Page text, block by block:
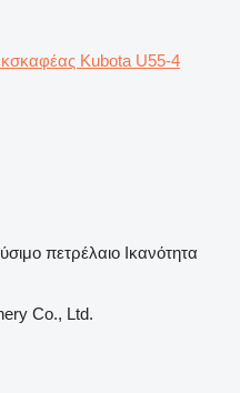
Kubota U55-4
πετρέλαιο Ικανότητα
Co., Ltd.